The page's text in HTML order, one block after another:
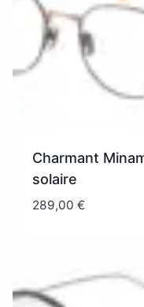
Charmant
solaire
289,00€